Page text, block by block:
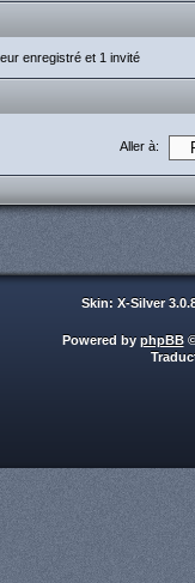
enregistré et 1 invité
Aller à:
Skin: X-Silver
Powered by phpBB©